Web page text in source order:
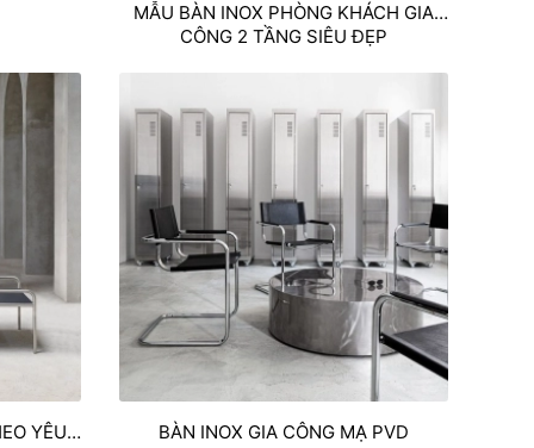
MẪU BÀN INOX PHÒNG KHÁCH GIA
CÔNG 2 TẦNG SIÊU ĐẸP
YÊU BÀN INOX GIA CÔNG MẠ PVD